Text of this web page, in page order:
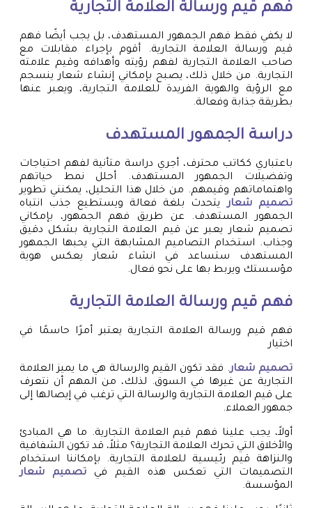
فهم قيم ورسالة العلامة التجارية
لا يكفي فقط فهم الجمهور المستهدف، بل يجب أيضًا فهم
قيم ورسالة العلامة التجارية. أقوم بإجراء مقابلات مع
صاحب العلامة التجارية لفهم رؤيته وأهدافه وقيم علامته
التجارية. من خلال ذلك، يصبح بإمكاني إنشاء شعار ينسجم
مع الرؤية والهوية الفريدة للعلامة التجارية، ويعبر عنها
بطريقة جذابة وفعالة.
دراسة الجمهور المستهدف
باعتباري ككاتب محترف، أجري دراسة متأنية لفهم احتياجات
وتفضيلات الجمهور المستهدف. أحلل نمط حياتهم
واهتماماتهم وقيمهم. من خلال هذا التحليل، يمكنني تطوير
تصميم شعار
يتحدث بلغة فعالة ويستطيع جذب انتباه
الجمهور المستهدف. عن طريق فهم الجمهور، بإمكاني
تصميم شعار يعبر عن قيم العلامة التجارية بشكل دقيق
وجذاب. استخدام التصاميم المشابهة التي يحبها الجمهور
المستهدف ستساعد في انشاء شعار يعكس هوية
مؤسستك ويربط بها على نحو فعال.
فهم قيم ورسالة العلامة التجارية
فهم قيم ورسالة العلامة التجارية يعتبر أمرًا حاسمًا في
اختيار
تصميم شعار. فقد تكون القيم والرسالة هي ما يميز العلامة
التجارية عن غيرها في السوق. لذلك، من المهم أن نتعرف
على قيم العلامة التجارية والرسالة التي ترغب في إيصالها إلى
جمهور العملاء.
أولاً، يجب علينا فهم قيم العلامة التجارية. ما هي المبادئ
والأخلاق التي تحرك العلامة التجارية؟ مثلاً، قد تكون الشفافية
والنزاهة قيم رئيسية للعلامة التجارية. بإمكاننا استخدام
التصميمات التي تعكس هذه القيم في تصميم شعار
المؤسسة.